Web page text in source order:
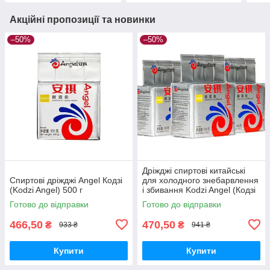
Акційні пропозиції та новинки
–50%
Спиртові дріжджі Angel Кодзі
(Kodzi Angel) 500 г
Готово до відправки
466,50 ₴ 933 ₴
Купити
–50%
Дріжджі спиртові китайські
для холодного знебарвлення
і збивання Kodzi Angel (Кодзі
Ангел) пачка 500 грамів
Готово до відправки
470,50 ₴ 941 ₴
Купити